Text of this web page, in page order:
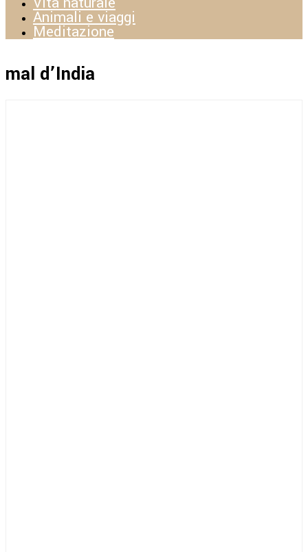
Animali e viaggi
Meditazione
mal d’India